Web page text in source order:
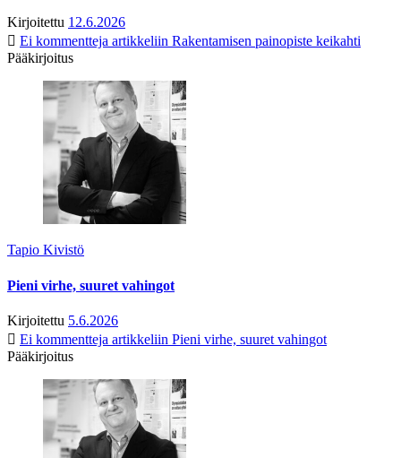
Kirjoitettu 12.6.2026
Ei kommentteja artikkeliin Rakentamisen painopiste keikahti
Pääkirjoitus
Tapio Kivistö
Pieni virhe, suuret vahingot
Kirjoitettu 5.6.2026
Ei kommentteja artikkeliin Pieni virhe, suuret vahingot
Pääkirjoitus